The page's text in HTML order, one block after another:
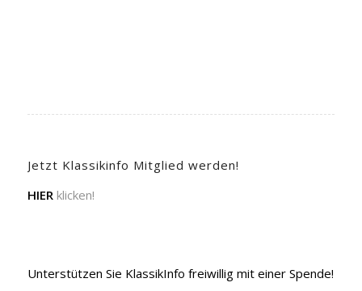
Jetzt Klassikinfo Mitglied werden!
HIER klicken!
Unterstützen Sie KlassikInfo freiwillig mit einer Spende!